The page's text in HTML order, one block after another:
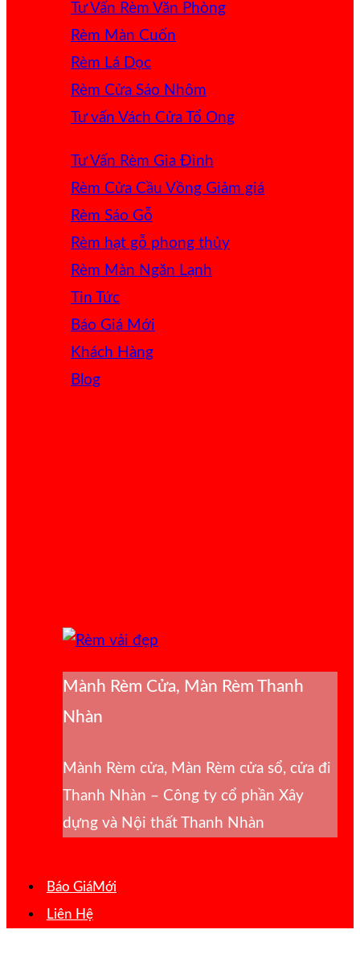
Tư Vấn Rèm Văn Phòng
Rèm Màn Cuốn
Rèm Lá Dọc
Rèm Cửa Sáo Nhôm
Tư vấn Vách Cửa Tổ Ong
Tư Vấn Rèm Gia Đình
Rèm Cửa Cầu Vồng
Rèm Sáo Gỗ
Rèm hạt gỗ phong thủy
Rèm Màn Ngăn Lạnh
Tin Tức
Báo Giá
Khách Hàng
Blog
Mành Rèm Cửa, Màn Rèm Thanh
Nhàn
Mành Rèm cửa, Màn Rèm cửa sổ, cửa đi
Thanh Nhàn – Công ty cổ phần Xây
dựng và Nội thất Thanh Nhàn
Báo Giá
Liên Hệ